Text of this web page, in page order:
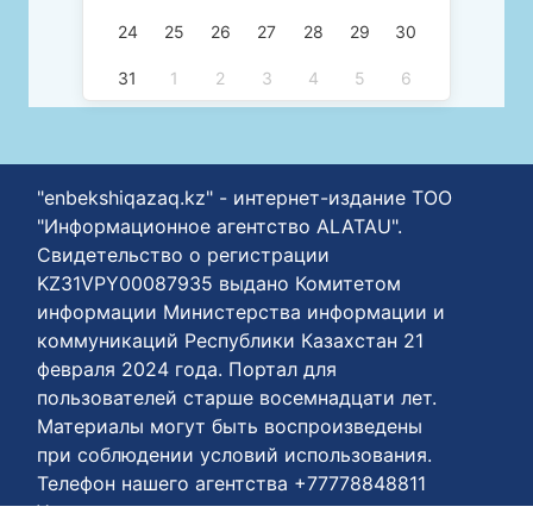
24 25 26 27 28 29 30
31 1 2 3 4 5 6
"enbekshiqazaq.kz" - интернет-издание ТОО
"Информационное агентство ALATAU".
Свидетельство о регистрации
KZ31VPY00087935 выдано Комитетом
информации Министерства информации и
коммуникаций Республики Казахстан 21
февраля 2024 года. Портал для
пользователей старше восемнадцати лет.
Материалы могут быть воспроизведены
при соблюдении условий использования.
Телефон нашего агентства +77778848811